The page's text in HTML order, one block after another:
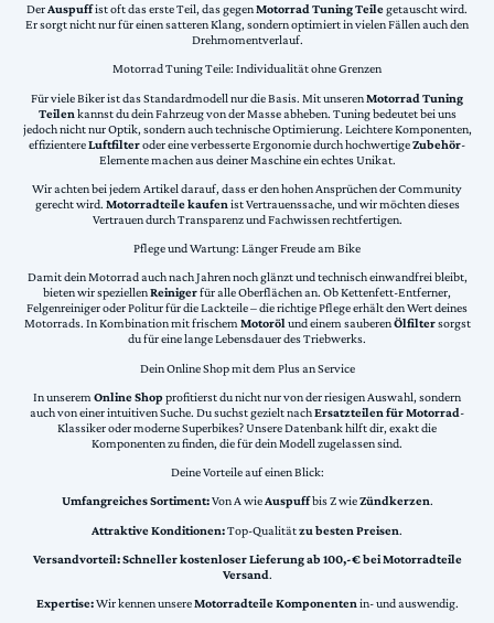
DerAuspuffist oft das erste Teil, das gegenMotorrad Tuning Teilegetauscht wird.
Er sorgt nicht nur für einen satteren Klang, sondern optimiert in vielen Fällen auch den
Drehmomentverlauf.
Motorrad Tuning Teile: Individualität ohne Grenzen
Für viele Biker ist das Standardmodell nur die Basis. Mit unserenMotorrad Tuning
Teilen kannst du dein Fahrzeug von der Masse abheben. Tuning bedeutet bei uns
jedoch nicht nur Optik, sondern auch technische Optimierung. Leichtere Komponenten,
effizientereLuftfilteroder eine verbesserte Ergonomie durch hochwertigeZubehör-
Elemente machen aus deiner Maschine ein echtes Unikat.
Wir achten bei jedem Artikel darauf, dass er den hohen Ansprüchen der Community
gerecht wird. Motorradteile kaufen ist Vertrauenssache, und wir möchten dieses
Vertrauen durch Transparenz und Fachwissen rechtfertigen.
Pflege und Wartung: Länger Freude am Bike
Damit dein Motorrad auch nach Jahren noch glänzt und technisch einwandfrei bleibt,
bieten wir speziellenReinigerfür alle Oberflächen an. Ob Kettenfett-Entferner,
Felgenreiniger oder Politur für die Lackteile – die richtige Pflege erhält den Wert deines
Motorrads. In Kombination mit frischemMotorölund einem sauberenÖlfiltersorgst
du für eine lange Lebensdauer des Triebwerks.
Dein Online Shop mit dem Plus an Service
In unserem Online Shopprofitierst du nicht nur von der riesigen Auswahl, sondern
auch von einer intuitiven Suche. Du suchst gezielt nachErsatzteilen für Motorrad-
Klassiker oder moderne Superbikes? Unsere Datenbank hilft dir, exakt die
Komponenten zu finden, die für dein Modell zugelassen sind.
Deine Vorteile auf einen Blick:
Umfangreiches Sortiment:Von A wieAuspuffbis Z wieZündkerzen.
Attraktive Konditionen:Top-Qualitätzu besten Preisen.
Versandvorteil:Schneller kostenloser Lieferung ab 100,-€ bei Motorradteile
Versand.
Expertise:Wir kennen unsereMotorradteile Komponentenin- und auswendig.